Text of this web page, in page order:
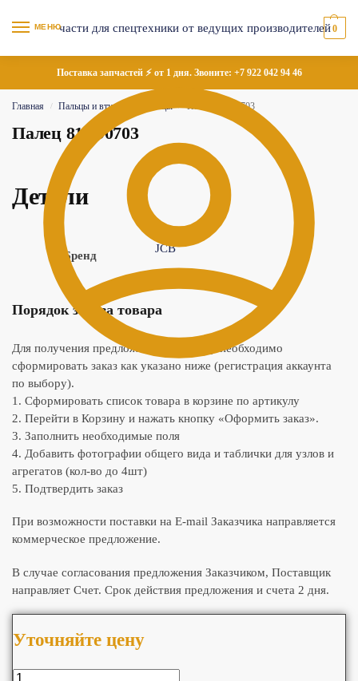
МЕНЮ 0
Поставка запчастей ⚡ от 1 дня. Звоните: +7 922 042 94 46
Главная / Пальцы и втулки Пальцы Палец 811/90703
Палец 811/90703
Детали
Бренд
JCB
Порядок заказа товара
Для получения предложения по товару необходимо
сформировать заказ как указано ниже (регистрация аккаунта
по выбору).
1. Сформировать список товара в корзине по артикулу
2. Перейти в Корзину и нажать кнопку «Оформить заказ».
3. Заполнить необходимые поля
4. Добавить фотографии общего вида и таблички для узлов и
агрегатов (кол-во до 4шт)
5. Подтвердить заказ
При возможности поставки на E-mail Заказчика направляется
коммерческое предложение.
В случае согласования предложения Заказчиком, Поставщик
направляет Счет. Срок действия предложения и счета 2 дня.
Уточняйте цену